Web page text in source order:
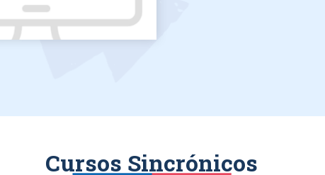
Cursos Sincrónicos